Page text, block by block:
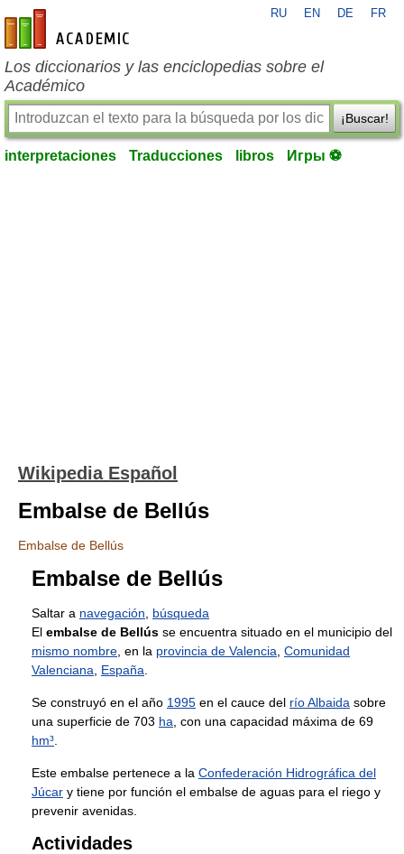
es-academic.com
RU EN DE FR
Los diccionarios y las enciclopedias sobre el
Académico
¡Buscar!
interpretaciones Traducciones libros Игры ⚽
Wikipedia Español
Embalse de Bellús
Embalse de Bellús
Embalse de Bellús
Saltar a navegación
búsqueda
El embalse de Bellús se encuentra situado en el municipio del
mismo nombre , en la provincia de Valencia Comunidad
Valenciana
España
Se construyó en el año 1995 en el cauce del río Albaida sobre
una superficie de 703 ha , con una capacidad máxima de 69
hm³
Este embalse pertenece a la Confederación Hidrográfica del
Júcar y tiene por función el embalse de aguas para el riego y
prevenir avenidas.
Actividades